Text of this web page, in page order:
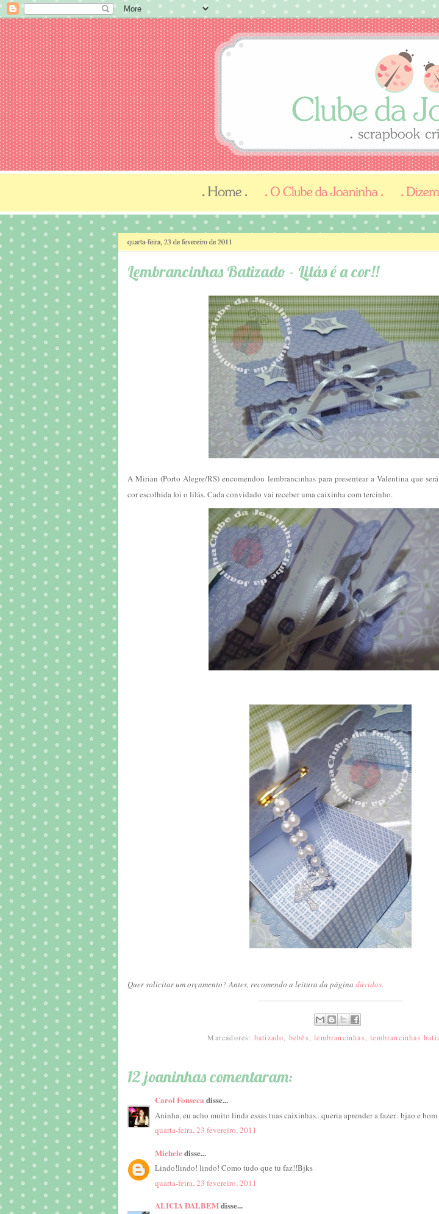
quarta-feira, 23 de fevereiro de 2011
Lembrancinhas Batizado - Lilás é a cor!!
A Mirian (Porto Alegre/RS) encomendou lembrancinhas para presentear a Valentina que
cor escolhida foi o lilás. Cada convidado vai receber uma caixinha com tercinho.
Quer solicitar um orçamento? Antes, recomendo a leitura da página dúvidas.
Marcadores: batizado bebês ,lembrancinhas ,lembrancinhas
12 joaninhas comentaram:
Carol Fonseca disse...
Aninha, eu acho muito linda essas tuas caixinhas.. queria aprender a fazer.. bjao e bom
quarta-feira, 23 fevereiro, 2011
Micheledisse...
Lindo!lindo! lindo! Como tudo que tu faz!!Bjks
quarta-feira, 23 fevereiro, 2011
ALICIA DALBEMdisse...